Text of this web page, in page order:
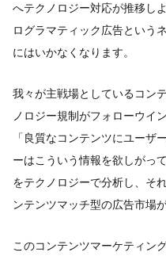
へテクノロジー対応が推移し
ログラマティック広告という
にはいかなくなります。
我々が主戦場としているコン
ノロジー規制がフォローウイ
「良質なコンテンツにユーザ
ーはこういう情報を欲しがっ
をテクノロジーで分析し、そ
ンテンツマッチ型の広告市場
このコンテンツマーケティン